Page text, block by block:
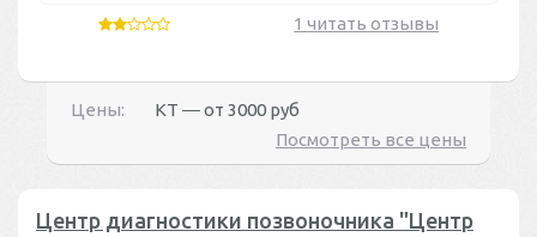
1 читать отзывы
Цены: КТ ― от 3000 руб
Посмотреть все цены
Центр диагностики позвоночника "Центр